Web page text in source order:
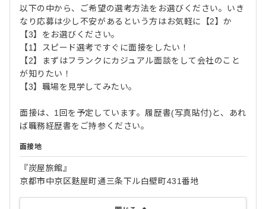
以下の中から、ご希望の選考方法をお選びください。いき
なり応募は少し不安があるという方はお気軽に【2】か
【3】をお選びください。
【1】スピード選考ですぐに面接をしたい！
【2】まずはフランクにカジュアル面談をして会社のこと
が知りたい！
【3】職場を見学してみたい。
面接は、1回を予定しています。履歴書(写真貼付)と、あれ
ば職務経歴書をご持参ください。
面接地
『炭屋旅館』
京都市中京区麩屋町通三条下ル白壁町431番地